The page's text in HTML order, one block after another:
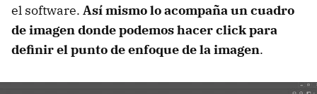
el software. Así mismo lo acompaña un cuadro
de imagen donde podemos hacer click para
definir el punto de enfoque de la imagen.